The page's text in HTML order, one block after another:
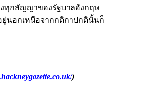
งทุกสัญญาของรัฐบาลอังกฤษ
ยู่นอกเหนือจากกติกาปกตินั้นก็
)